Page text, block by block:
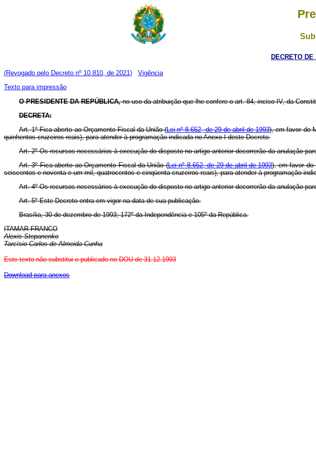
DECRETO
(Revogado pelo Decreto nº 10.810, de 2021)
Vigência
Texto para impressão
O PRESIDENTE DA REPÚBLICA,no uso da atribuição que lhe confere o art. 84, inciso IV, da
DECRETA:
Art. 1º Fica aberto ao Orçamento Fiscal da União (Lei nº 8.652, de 29 de abril de 1993), em favor do
quinhentos cruzeiros reais), para atender à programação indicada no Anexo I deste Decreto.
Art. 2º Os recursos necessários à execução do disposto no artigo anterior decorrerão da anulação
Art. 3º Fica aberto ao Orçamento Fiscal da União (Lei nº 8.652, de 29 de abril de 1993), em favor do
seiscentos e noventa e um mil, quatrocentos e cinqüenta cruzeiros reais), para atender à programação
Art. 4º Os recursos necessários à execução do disposto no artigo anterior decorrerão da anulação
Art. 5º Este Decreto entra em vigor na data de sua publicação.
Brasília, 30 de dezembro de 1993; 172º da Independência e 105º da República.
ITAMAR FRANCO
Alexis Stepanenko
Tarcísio Carlos de Almeida Cunha
Este texto não substitui o publicado no DOU de 31.12.1993
Download para anexos